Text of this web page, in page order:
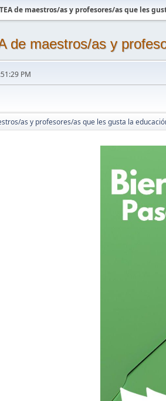
de maestros/as y profesores/as que les
de maestros/as y
PM
as y profesores/as que les gusta la